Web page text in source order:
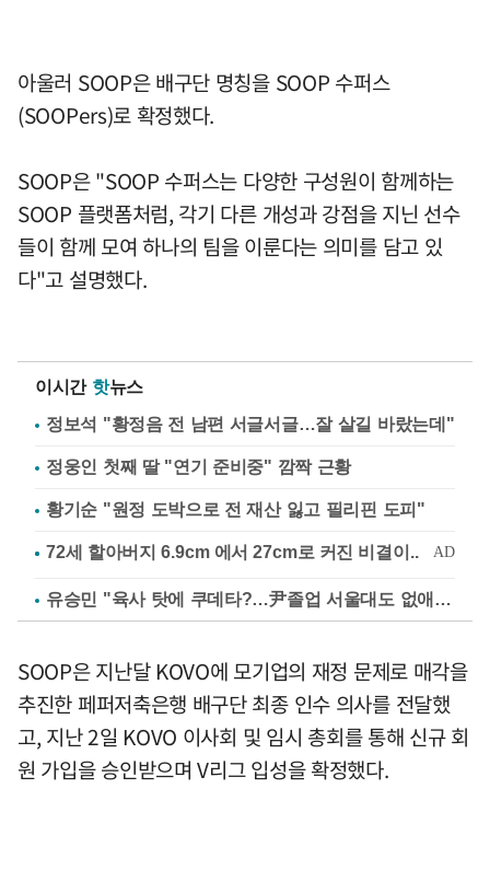
아울러 SOOP은 배구단 명칭을 SOOP 수퍼스
(SOOPers)로 확정했다.
SOOP은 "SOOP 수퍼스는 다양한 구성원이 함께하는
SOOP 플랫폼처럼, 각기 다른 개성과 강점을 지닌 선수
들이 함께 모여 하나의 팀을 이룬다는 의미를 담고 있
다"고 설명했다.
이시간 핫뉴스
정보석 "황정음 전 남편 서글서글…잘 살길 바랐는데"
정웅인 첫째 딸 "연기 준비중" 깜짝 근황
황기순 "원정 도박으로 전 재산 잃고 필리핀 도피"
유승민 "육사 탓에 쿠데타?…尹졸업 서울대도 없애나"
SOOP은 지난달 KOVO에 모기업의 재정 문제로 매각을
추진한 페퍼저축은행 배구단 최종 인수 의사를 전달했
고, 지난 2일 KOVO 이사회 및 임시 총회를 통해 신규 회
원 가입을 승인받으며 V리그 입성을 확정했다.